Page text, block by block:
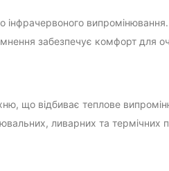
інфрачервоного
забезпечує комфорт для
що відбиває теплове
ливарних та термічних